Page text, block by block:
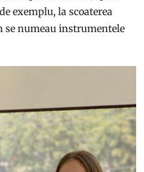
exemplu, la scoaterea
numeau instrumentele